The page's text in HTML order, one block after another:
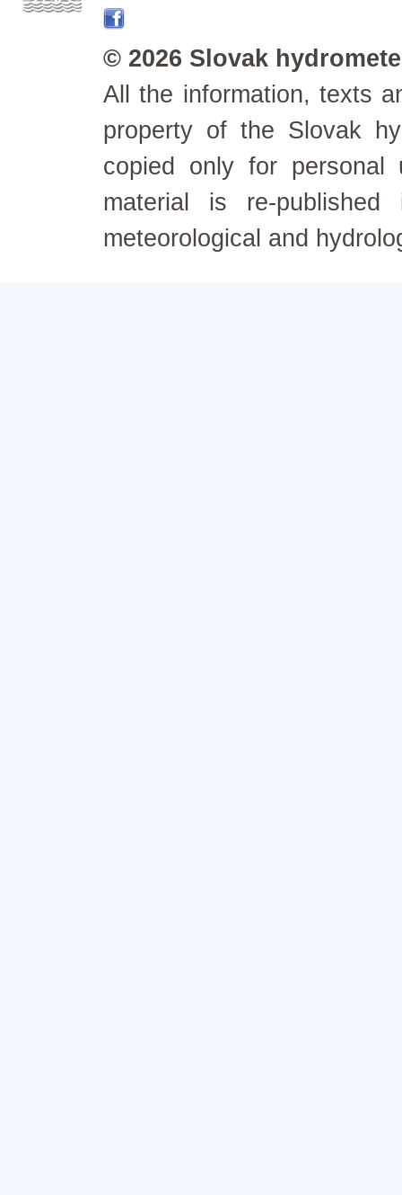
© 2026 Slovak
All the information, texts
property of the Slovak
copied only for personal
material is re-
meteorological and